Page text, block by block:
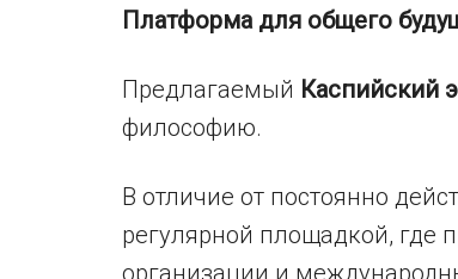
Платформа для общего
Предлагаемый Каспийский
философию.
В отличие от постоянно
регулярной площадкой, где
организации и